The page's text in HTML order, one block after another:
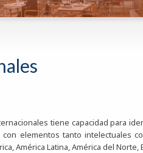
tiene capacidad para
elementos tanto intelectuales
América Latina, América del